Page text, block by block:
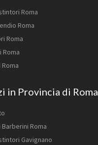
Roma
Roma
Roma
Roma
in Provincia di Roma
Roma
Gavignano